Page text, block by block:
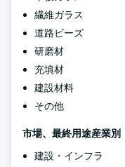
繊維ガラス
道路ビーズ
研磨材
充填材
建設材料
その他
市場、最終用途産業別
建設・インフラ